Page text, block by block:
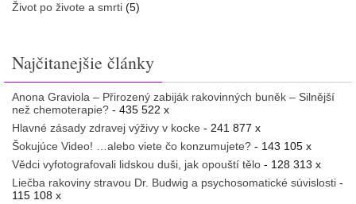
Život po živote a smrti (5)
Najčitanejšie články
Anona Graviola – Přirozený zabiják rakovinných buněk – Silnější
než chemoterapie? - 435 522 x
Hlavné zásady zdravej výživy v kocke - 241 877 x
Šokujúce Video! …alebo viete čo konzumujete? - 143 105 x
Vědci vyfotografovali lidskou duši, jak opouští tělo - 128 313 x
Liečba rakoviny stravou Dr. Budwig a psychosomatické súvislosti -
115 108 x